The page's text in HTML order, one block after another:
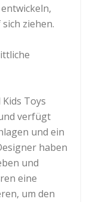
ziehen.
Toys
verfügt
und ein
haben
und
eine
um den